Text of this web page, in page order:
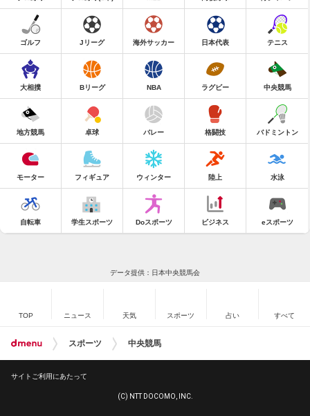
ゴルフ Jリーグ 海外サッカー 日本代表 テニス
大相撲 Bリーグ NBA ラグビー 中央競馬
地方競馬 卓球 バレー 格闘技 バドミントン
モーター フィギュア ウィンター 陸上 水泳
自転車 学生スポーツ Doスポーツ ビジネス eスポーツ
データ提供：日本中央競馬会
TOP ニュース 天気 スポーツ 占い すべて
スポーツ 中央競馬
サイトご利用にあたって
(C) NTT DOCOMO, INC.